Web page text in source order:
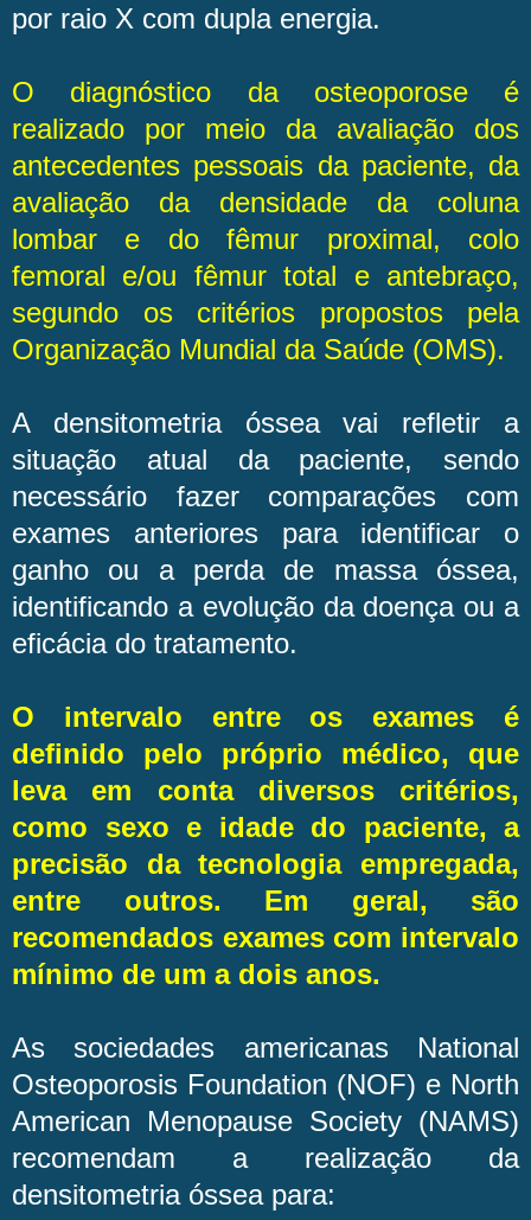
por raio X com dupla energia.
O diagnóstico da osteoporose é
realizado por meio da avaliação dos
antecedentes pessoais da paciente, da
avaliação da densidade da coluna
lombar e do fêmur proximal, colo
femoral e/ou fêmur total e antebraço,
segundo os critérios propostos pela
Organização Mundial da Saúde (OMS).
A densitometria óssea vai refletir a
situação atual da paciente, sendo
necessário fazer comparações com
exames anteriores para identificar o
ganho ou a perda de massa óssea,
identificando a evolução da doença ou a
eficácia do tratamento.
O intervalo entre os exames é
definido pelo próprio médico, que
leva em conta diversos critérios,
como sexo e idade do paciente, a
precisão da tecnologia empregada,
entre outros. Em geral, são
recomendados exames com intervalo
mínimo de um a dois anos.
As sociedades americanas National
Osteoporosis Foundation (NOF) e North
American Menopause Society (NAMS)
recomendam a realização da
densitometria óssea para: